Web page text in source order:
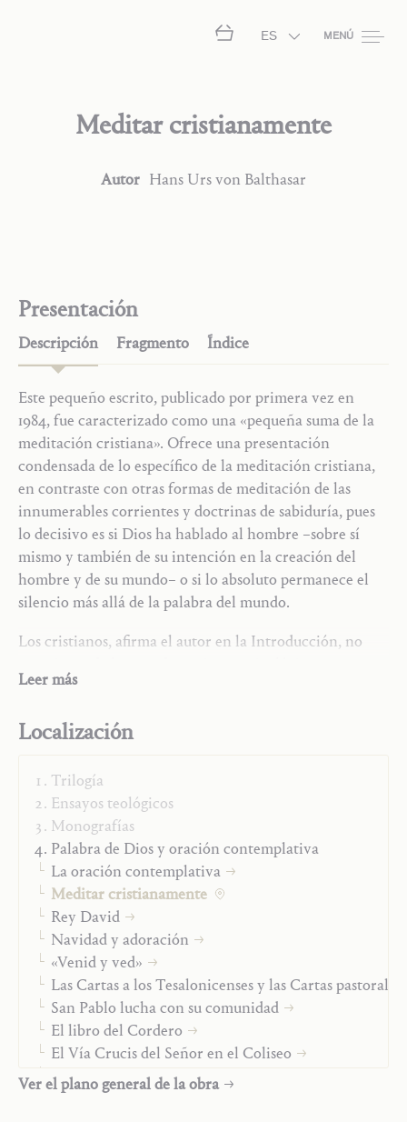
ES MENÚ
Meditar cristianamente
Autor Hans Ursvon Balthasar
Presentación
Descripción Fragmento Índice
Este pequeño escrito, publicado por primera vez en
1984, fue caracterizado como una «pequeña suma de la
meditación cristiana». Ofrece una presentación
condensada de lo específico de la meditación cristiana,
en contraste con otras formas de meditación de las
innumerables corrientes y doctrinas de sabiduría, pues
lo decisivo es si Dios ha hablado al hombre –sobre sí
mismo y también de su intención en la creación del
hombre y de su mundo– o si lo absoluto permanece el
silencio más allá de la palabra del mundo.
Los cristianos, afirma el autor en la Introducción, no
preparar la meditación, sino de una breve actualización
verdadero centro y peso esencial. Nosotros pensamos
nosotros no necesitamos, en primer lugar, aproximarnos
lenta y penosamente a Él [...] La meditación cristiana es
totalmente trinitaria y, al mismo tiempo,
completamente humana. Nadie necesita darle la espalda
al ser humano, en tanto persona y sociedad, para
encontrar a Dios, pero cada uno debe, en el Espíritu
Santo, verse a sí mismo y al mundo como cada uno de
nosotros es contemplado por Dios».
Leer más
Localización
Trilogía
Ensayos teológicos
Monografías
Palabra de Dios y oración contemplativa
La oración contemplativa
Meditar cristianamente
Rey David
Navidad y adoración
«Venid y ved»
Las Cartas a los Tesalonicenses y las Cartas pastorales
San Pablo lucha con su comunidad
El libro del Cordero
El Vía Crucis del Señor en el Coliseo
El Rosario
«Tú coronas el año con tu gracia»
Ver el plano general de la obra